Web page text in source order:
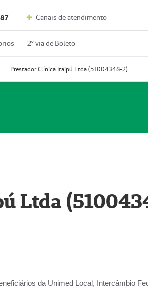
Canais de atendimento
2º via de Boleto
Prestador Clínica Itaipú Ltda (51004348-2)
Ltda
da Unimed Local, Intercâmbio